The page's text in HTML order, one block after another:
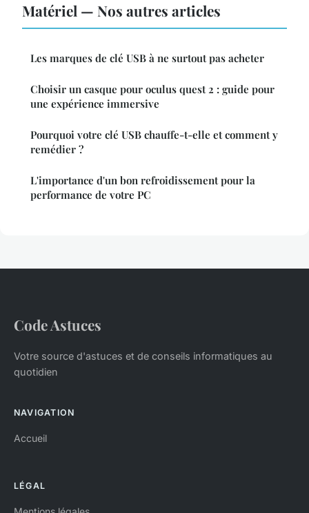
Matériel — Nos autres articles
Les marques de clé USB à ne surtout pas acheter
Choisir un casque pour oculus quest 2 : guide pour
une expérience immersive
Pourquoi votre clé USB chauffe-t-elle et comment y
remédier ?
L'importance d'un bon refroidissement pour la
performance de votre PC
Code Astuces
Votre source d'astuces et de conseils informatiques au
quotidien
NAVIGATION
Accueil
LÉGAL